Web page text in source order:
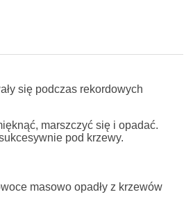
się podczas rekordowych
marszczyć się i opadać.
pod krzewy.
masowo opadły z krzewów